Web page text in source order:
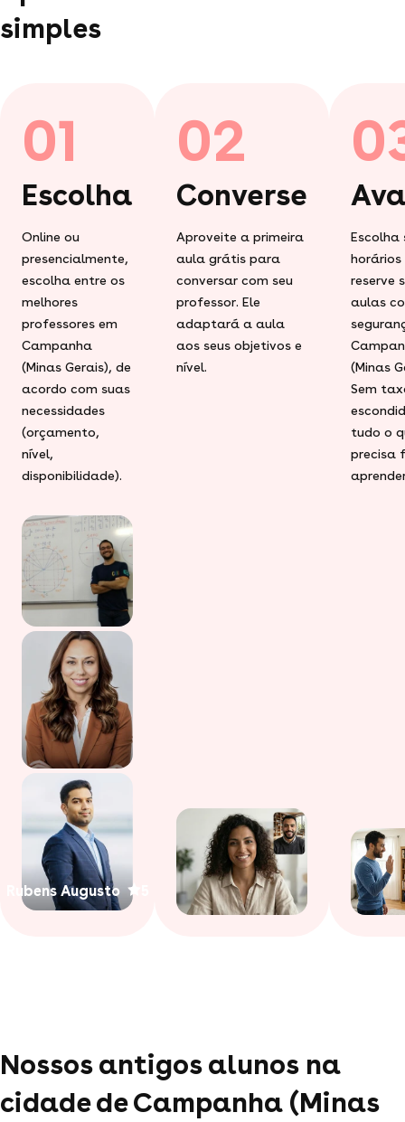
simples
01
Escolha
Online ou
presencialmente,
escolha entre os
melhores
professores em
Campanha
(Minas Gerais), de
acordo com suas
necessidades
(orçamento,
nível,
disponibilidade).
Rubens Augusto
02
Converse
Aproveite a primeira
aula grátis para
conversar com seu
professor. Ele
adaptará a aula
aos seus objetivos e
nível.
Escolha
horários
reserve
aulas
(Minas
Sem
tudo o
precisa
Nossos antigos alunos na
cidade de Campanha (Minas